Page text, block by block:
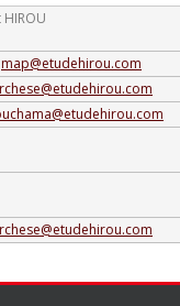
map@etudehirou.com